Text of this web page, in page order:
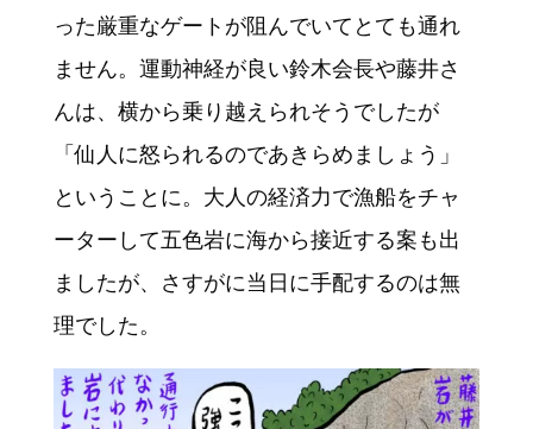
った厳重なゲートが阻んでいてとても通れ
ません。運動神経が良い鈴木会長や藤井さ
んは、横から乗り越えられそうでしたが
「仙人に怒られるのであきらめましょう」
ということに。大人の経済力で漁船をチャ
ーターして五色岩に海から接近する案も出
ましたが、さすがに当日に手配するのは無
理でした。